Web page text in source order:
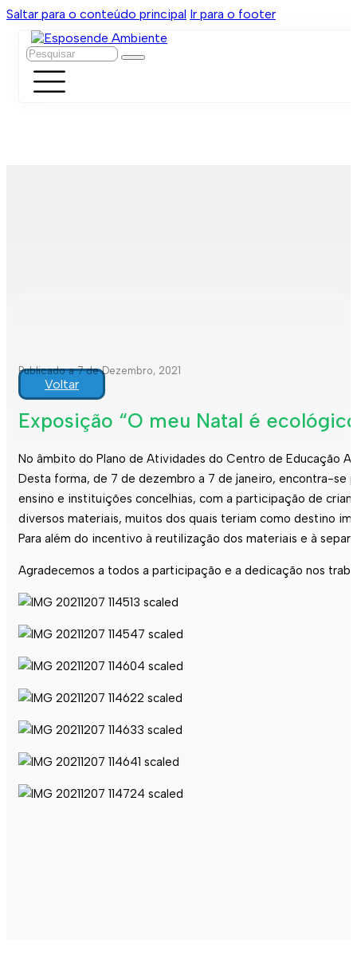
Saltar para o conteúdo principal Ir para o footer
Pesquisar
Publicado a 7 de Dezembro, 2021
Voltar
Exposição “O meu Natal é
No âmbito do Plano de Atividades do Centro de Educação
Desta forma, de 7 de dezembro a 7 de janeiro, encontra-se
ensino e instituições concelhias, com a participação de
diversos materiais, muitos dos quais teriam como destino
Para além do incentivo à reutilização dos materiais e à
Agradecemos a todos a participação e a dedicação nos